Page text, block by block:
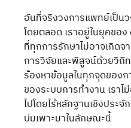
อันที่จริงวงการแพทย์เป็น
โดยตลอด เราอยู่ในยุคขอ
ที่ทุกการรักษาไม่อาจเกิด
การวิจัยและพิสูจน์ด้วยวิถี
ร้องหาข้อมูลในทุกจุดของ
ของระบบการทำงาน เรา
ไปโดยไร้หลักฐานเชิงประ
บ่มเพาะมาในลักษณะนี้